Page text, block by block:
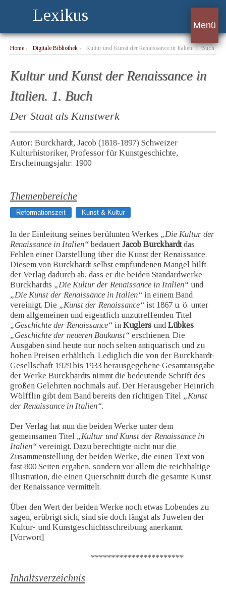
Lexikus
Menü
Home › Digitale Bibliothek › Kultur und Kunst der Renaissance in Italien. 1. Buch
Kultur und Kunst der Renaissance in
Italien. 1. Buch
Der Staat als Kunstwerk
Autor: Burckhardt, Jacob (1818-1897) Schweizer
Kulturhistoriker, Professor für Kunstgeschichte,
Erscheinungsjahr: 1900
Themenbereiche
Reformationszeit Kunst & Kultur
In der Einleitung seines berühmten Werkes „Die Kultur der
Renaissance in Italien“bedauert Jacob Burckhardtdas
Fehlen einer Darstellung über die Kunst der Renaissance.
Diesem von Burckhardt selbst empfundenen Mangel hilft
der Verlag dadurch ab, dass er die beiden Standardwerke
Burckhardts „Die Kultur der Renaissance in Italien“ und
„Die Kunst der Renaissance in Italien“ in einem Band
vereinigt. Die „Kunst der Renaissance“ ist 1867 u. ö. unter
dem allgemeinen und eigentlich unzutreffenden Titel
„Geschichte der Renaissance“ in Kuglers und Lübkes
„Geschichte der neueren Baukunst“ erschienen. Die
Ausgaben sind heute nur noch selten antiquarisch und zu
hohen Preisen erhältlich. Lediglich die von der Burckhardt-
Gesellschaft 1929 bis 1933 herausgegebene Gesamtausgabe
der Werke Burckhardts nimmt die bedeutende Schrift des
großen Gelehrten nochmals auf. Der Herausgeber Heinrich
Wölfflin gibt dem Band bereits den richtigen Titel „Kunst
der Renaissance in Italien“.
Der Verlag hat nun die beiden Werke unter dem
gemeinsamen Titel „Kultur und Kunst der Renaissance in
Italien“ vereinigt. Dazu berechtigte nicht nur die
Zusammenstellung der beiden Werke, die einen Text von
fast 800 Seiten ergaben, sondern vor allem die reichhaltige
Illustration, die einen Querschnitt durch die gesamte Kunst
der Renaissance vermittelt.
Über den Wert der beiden Werke noch etwas Lobendes zu
sagen, erübrigt sich, sind sie doch längst als Juwelen der
Kultur- und Kunstgeschichtsschreibung anerkannt.
[Vorwort]
***********************
Inhaltsverzeichnis